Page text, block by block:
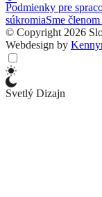
Podmienky pre
súkromiaSme
© Copyright 2026
Webdesign by
Svetlý Dizajn